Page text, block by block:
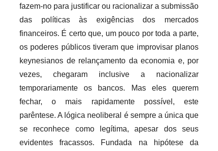
fazem-no para justificar ou racionalizar a submissão
das políticas às exigências dos mercados
financeiros. É certo que, um pouco por toda a parte,
os poderes públicos tiveram que improvisar planos
keynesianos de relançamento da economia e, por
vezes, chegaram inclusive a nacionalizar
temporariamente os bancos. Mas eles querem
fechar, o mais rapidamente possível, este
parêntese. A lógica neoliberal é sempre a única que
se reconhece como legítima, apesar dos seus
evidentes fracassos. Fundada na hipótese da